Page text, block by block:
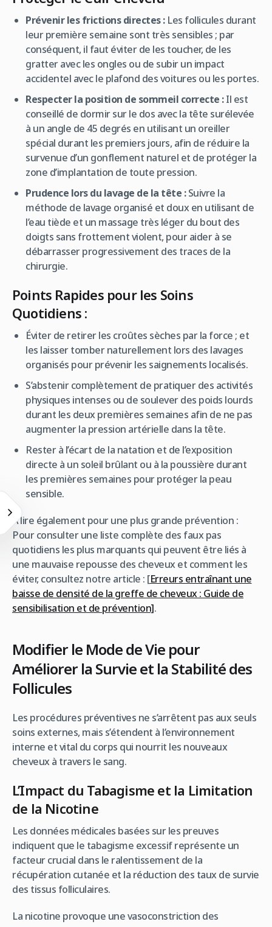
Prévenir les frictions directes :Les follicules durant
leur première semaine sont très sensibles ; par
conséquent, il faut éviter de les toucher, de les
gratter avec les ongles ou de subir un impact
accidentel avec le plafond des voitures ou les portes.
Respecter la position de sommeil correcte :Il est
conseillé de dormir sur le dos avec la tête surélevée
à un angle de 45 degrés en utilisant un oreiller
spécial durant les premiers jours, afin de réduire la
survenue d’un gonflement naturel et de protéger la
zone d’implantation de toute pression.
Prudence lors du lavage de la tête :Suivre la
méthode de lavage organisé et doux en utilisant de
l’eau tiède et un massage très léger du bout des
doigts sans frottement violent, pour aider à se
débarrasser progressivement des traces de la
chirurgie.
Points Rapides pour les Soins
Quotidiens :
Éviter de retirer les croûtes sèches par la force ; et
les laisser tomber naturellement lors des lavages
organisés pour prévenir les saignements localisés.
S’abstenir complètement de pratiquer des activités
physiques intenses ou de soulever des poids lourds
durant les deux premières semaines afin de ne pas
augmenter la pression artérielle dans la tête.
Rester à l’écart de la natation et de l’exposition
directe à un soleil brûlant ou à la poussière durant
les premières semaines pour protéger la peau
sensible.
À lire également pour une plus grande prévention :
Pour consulter une liste complète des faux pas
quotidiens les plus marquants qui peuvent être liés à
une mauvaise repousse des cheveux et comment les
éviter, consultez notre article : [Erreurs entraînant une
baisse de densité de la greffe de cheveux : Guide de
sensibilisation et de prévention].
Modifier le Mode de Vie pour
Améliorer la Survie et la Stabilité des
Follicules
Les procédures préventives ne s’arrêtent pas aux seuls
soins externes, mais s’étendent à l’environnement
interne et vital du corps qui nourrit les nouveaux
cheveux à travers le sang.
L’Impact du Tabagisme et la Limitation
de la Nicotine
Les données médicales basées sur les preuves
indiquent que le tabagisme excessif représente un
facteur crucial dans le ralentissement de la
récupération cutanée et la réduction des taux de survie
des tissus folliculaires.
La nicotine provoque une vasoconstriction des